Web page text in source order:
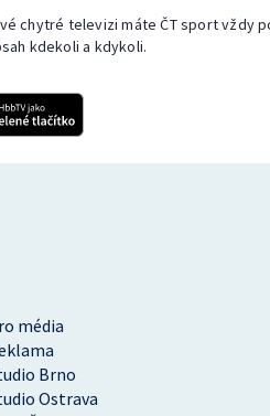
chytré televizi máte ČT sport vždy
kdekoli a kdykoli.
média
Brno
Ostrava